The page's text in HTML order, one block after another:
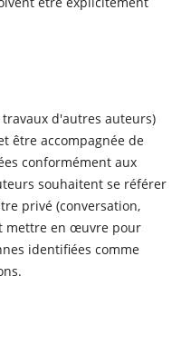
d'autres auteurs)
être accompagnée de
conformément aux
souhaitent se référer
privé (conversation,
mettre en œuvre pour
identifiées comme